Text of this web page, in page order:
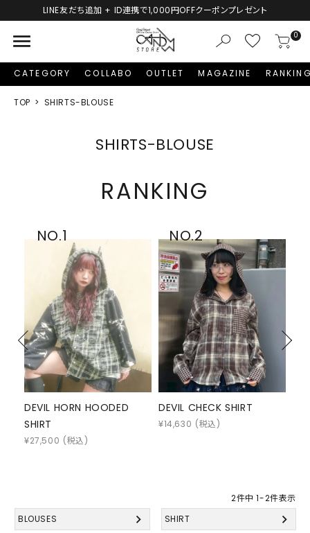
LINE友だち追加 + ID連携で1,000円OFFクーポンプレゼント
menu 0
CATEGORY COLLABO OUTLET MAGAZINE
TOP SHIRTS-BLOUSE
SHIRTS-BLOUSE
RANKING
DEVIL CHECK SHIRT
¥14,630
DRAWSTRING RIBBON
BLOUSE
2件中 1-2件表示
BLOUSES
SHIRT